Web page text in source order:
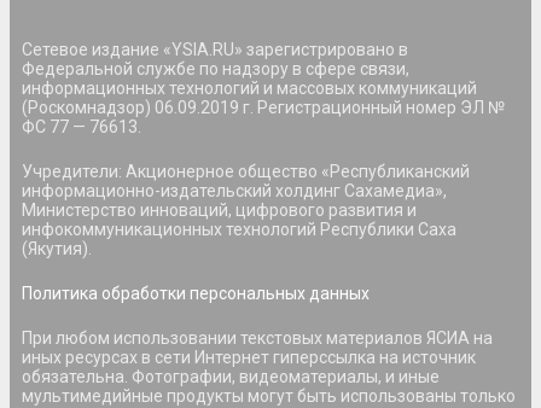
Сетевое издание «YSIA.RU» зарегистрировано в
Федеральной службе по надзору в сфере связи,
информационных технологий и массовых коммуникаций
(Роскомнадзор) 06.09.2019 г. Регистрационный номер ЭЛ №
ФС 77 — 76613.
Учредители: Акционерное общество «Республиканский
информационно-издательский холдинг Сахамедиа»,
Министерство инноваций, цифрового развития и
инфокоммуникационных технологий Республики Саха
(Якутия).
Политика обработки персональных данных
При любом использовании текстовых материалов ЯСИА на
иных ресурсах в сети Интернет гиперссылка на источник
обязательна. Фотографии, видеоматериалы, и иные
мультимедийные продукты могут быть использованы только